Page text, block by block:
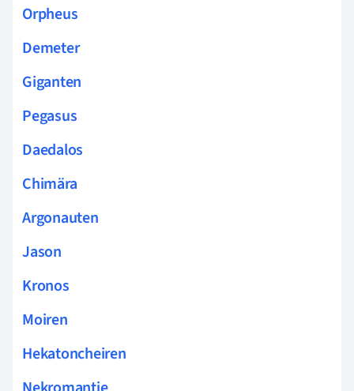
Orpheus
Demeter
Giganten
Pegasus
Daedalos
Chimära
Argonauten
Jason
Kronos
Moiren
Hekatoncheiren